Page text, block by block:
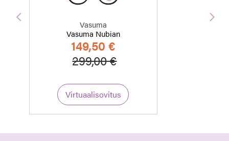
Vasuma
Vasuma Nubian
149,50 €
Hinta alennettu
299,00 €Alennettu hinta
Virtuaalisovitus
Edellinen